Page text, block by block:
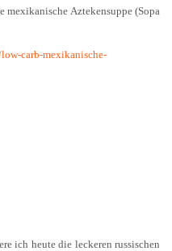
mexikanische Aztekensuppe (Sopa
carb-mexikanische-
ich heute die leckeren russischen